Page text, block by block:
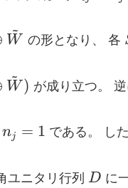
W
~
の形となり、 各
W
~
) が成り立つ。
n_j
nj = 1 である。 し
ユニタリ行列 D
D に